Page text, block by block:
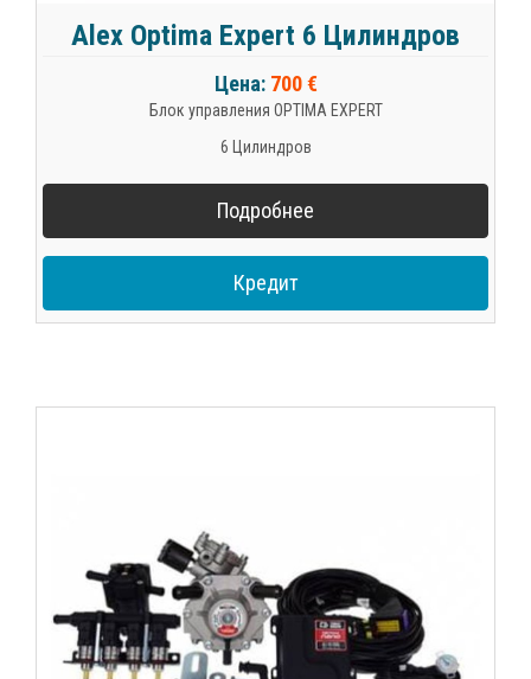
Alex Optima Expert 6 Цилиндров
Цена: 700 €
Блок управления OPTIMA EXPERT
6 Цилиндров
Подробнее
Кредит